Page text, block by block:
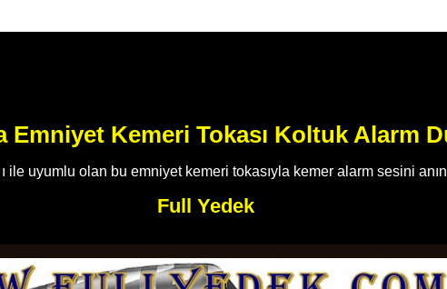
Emniyet Kemeri Tokası Koltuk Alarm
ile uyumlu olan bu emniyet kemeri tokasıyla kemer alarm sesini
Full Yedek